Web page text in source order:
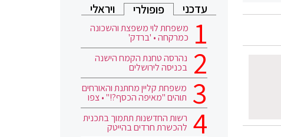
עדכני פופולרי ויראלי
משפחת לוי משפצת והשכונה
כמרקחה • 'ברדק'
נהרסה טחנת הקמח הישנה
בכניסה לירושלים
משפחת קליין מחתנת והאורחים
תוהים "מאיפה הכסף?!" • צפו
רשות החדשנות תתמוך בתכנית
להכשרת חרדים בהייטק